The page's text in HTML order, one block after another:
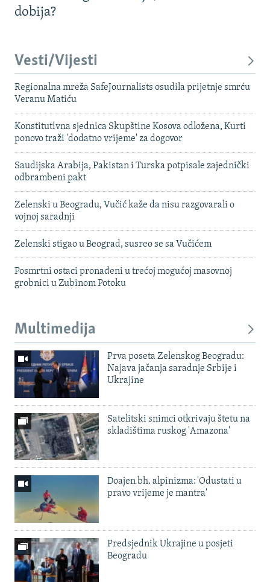
dobija?
Vesti/Vijesti
Regionalna mreža SafeJournalists osudila prijetnje smrću
Veranu Matiću
Konstitutivna sjednica Skupštine Kosova odložena, Kurti
ponovo traži 'dodatno vrijeme' za dogovor
Saudijska Arabija, Pakistan i Turska potpisale zajednički
odbrambeni pakt
Zelenski u Beogradu, Vučić kaže da nisu razgovarali o
vojnoj saradnji
Zelenski stigao u Beograd, susreo se sa Vučićem
Posmrtni ostaci pronađeni u trećoj mogućoj masovnoj
grobnici u Zubinom Potoku
Multimedija
Prva poseta Zelenskog Beogradu:
Najava jačanja saradnje Srbije i
Ukrajine
Satelitski snimci otkrivaju štetu na
skladištima ruskog 'Amazona'
Doajen bh. alpinizma: 'Odustati u
pravo vrijeme je mantra'
Predsjednik Ukrajine u posjeti
Beogradu